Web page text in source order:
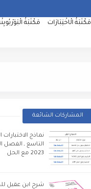
مَكْتَبَةُ الْاخْتِبَارَات مَكْتَبَةُ
المشاركات الشائعة
نماذج
2023 مع الحل
شرح ابن عقيل